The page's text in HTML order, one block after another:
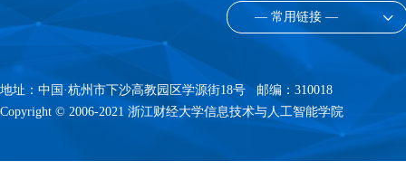
— 常用链接 —
地址：中国·杭州市下沙高教园区学源街18号 邮编：310018
Copyright © 2006-2021 浙江财经大学信息技术与人工智能学院